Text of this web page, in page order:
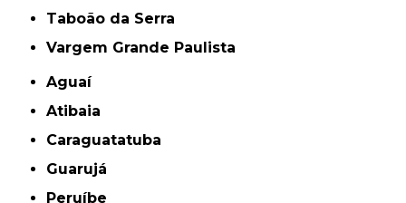
Taboão da Serra
Vargem Grande Paulista
Aguaí
Atibaia
Caraguatatuba
Guarujá
Peruíbe